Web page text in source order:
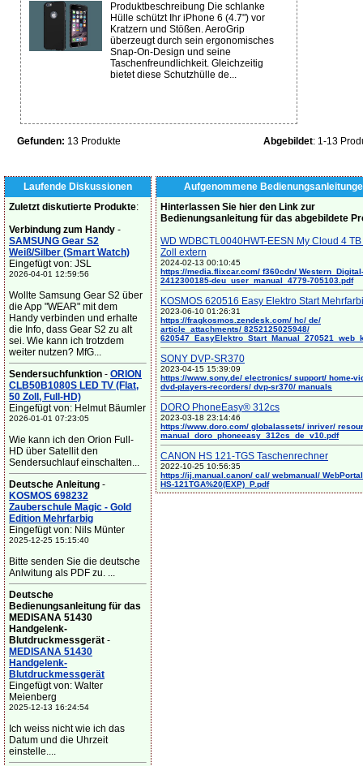
Produktbeschreibung Die schlanke
Hülle schützt Ihr iPhone 6 (4.7") vor
Kratzern und Stößen. AeroGrip
überzeugt durch sein ergonomisches
Snap-On-Design und seine
Taschenfreundlichkeit. Gleichzeitig
bietet diese Schutzhülle de...
Gefunden: 13 Produkte Abgebildet: 1-13
Laufende Diskussionen
Zuletzt diskutierte Produkte:
Verbindung zum Handy -
SAMSUNG Gear S2
Weiß/Silber (Smart Watch)
Eingefügt von: JSL
2026-04-01 12:59:56
Wollte Samsung Gear S2 über
die App "WEAR" mit dem
Handy verbinden und erhalte
die Info, dass Gear S2 zu alt
sei. Wie kann ich trotzdem
weiter nutzen? MfG...
Sendersuchfunktion - ORION
CLB50B1080S LED TV (Flat,
50 Zoll, Full-HD)
Eingefügt von: Helmut Bäumler
2026-01-01 07:23:05
Wie kann ich den Orion Full-
HD über Satellit den
Sendersuchlauf einschalten...
Deutsche Anleitung -
KOSMOS 698232
Zauberschule Magic - Gold
Edition Mehrfarbig
Eingefügt von: Nils Münter
2025-12-25 15:15:40
Bitte senden Sie die deutsche
Anlwitung als PDF zu. ...
Deutsche
Bedienungsanleitung für das
MEDISANA 51430
Handgelenk-
Blutdruckmessgerät -
MEDISANA 51430
Handgelenk-
Blutdruckmessgerät
Eingefügt von: Walter
Meienberg
2025-12-13 16:24:54
Ich weiss nicht wie ich das
Datum und die Uhrzeit
einstelle....
Aufgenommene
Hinterlassen Sie hier den Link zur
Bedienungsanleitung für das abgebildete
WD WDBCTL0040HWT-EESN My Cloud 4
Zoll extern
2024-02-13 00:10:45
https://media.flixcar.com/ f360cdn/ Western_Digital-
2412300185-deu_user_manual_4779-705103.pdf
KOSMOS 620516 Easy Elektro Start
2023-06-10 01:26:31
https://fragkosmos.zendesk.com/ hc/ de/
article_attachments/ 8252125025948/
SONY DVP-SR370
2023-04-15 15:39:09
https://www.sony.de/ electronics/ support/ home-
dvd-players-recorders/ dvp-sr370/ manuals
DORO PhoneEasy® 312cs
2023-03-18 23:14:46
https://www.doro.com/ globalassets/ inriver/
manual_doro_phoneeasy_312cs_de_v10.pdf
CANON HS 121-TGS Taschenrechner
2022-10-25 10:56:35
https://ij.manual.canon/ cal/ webmanual/
HS-121TGA%20(EXP)_P.pdf